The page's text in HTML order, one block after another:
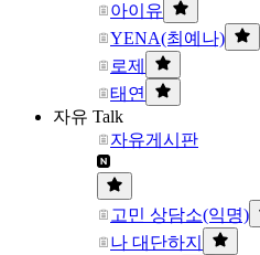
아이유
YENA(최예나)
로제
태연
자유 Talk
자유게시판
고민 상담소(익명)
나 대단하지